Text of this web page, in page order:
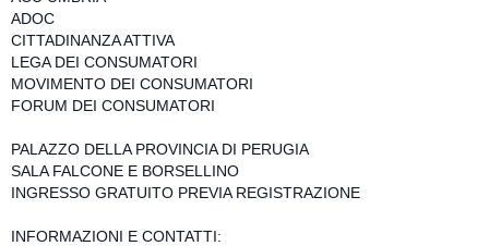
ADOC
CITTADINANZA ATTIVA
LEGA DEI CONSUMATORI
MOVIMENTO DEI CONSUMATORI
FORUM DEI CONSUMATORI
PALAZZO DELLA PROVINCIA DI PERUGIA
SALA FALCONE E BORSELLINO
INGRESSO GRATUITO PREVIA REGISTRAZIONE
INFORMAZIONI E CONTATTI: